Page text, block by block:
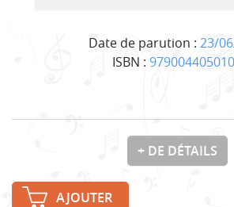
Date de parution : 23/
ISBN :
+ DE DÉTAILS
AJOUTER